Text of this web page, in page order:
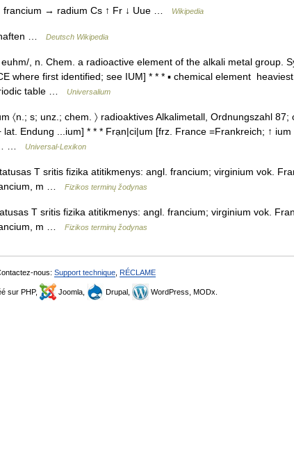
→ radium Cs ↑ Fr ↓ Uue … Wikipedia
… Deutsch Wikipedia
, n. Chem. a radioactive element of the alkali metal group.
where first identified; see IUM] * * * ▪ chemical element
table …
Universalium
〈n.; s; unz.; chem. 〉 radioaktives Alkalimetall, Ordnungszahl 87;
lat. Endung ...ium] * * * Frạn|ci|um [frz. France =Frankreich; ↑
…
Universal-Lexikon
T sritis fizika atitikmenys: angl. francium; virginium vok.
m …
Fizikos terminų žodynas
T sritis fizika atitikmenys: angl. francium; virginium vok.
m …
Fizikos terminų žodynas
nous: Support technique RÉCLAME
sur PHP, Joomla, Drupal, WordPress, MODx.